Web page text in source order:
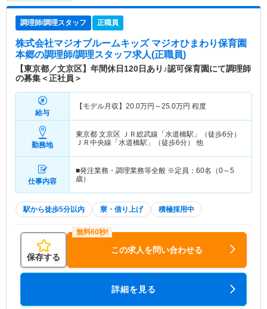
調理師/調理スタッフ 正職員
株式会社マジオブルームキッズ マジオひまわり保育園
本郷の調理師/調理スタッフ求人(正職員)
【東京都／文京区】年間休日120日あり♪認可保育園にて調理師
の募集＜正社員＞
給与
【モデル月収】 20.0万円～25.0万円 程度
勤務地
東京都 文京区 ＪＲ総武線「水道橋駅」（徒歩6分）
ＪＲ中央線「水道橋駅」（徒歩6分） 他
仕事内容
■発注業務・調理業務等全般 ※定員：60名（0～5
歳）
駅から徒歩5分以内 寮・借り上げ 積極採用中
保存する
この求人を問い合わせる
詳細を見る